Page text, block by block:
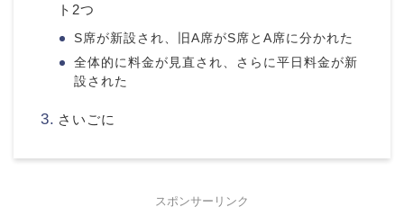
ト2つ
S席が新設され、旧A席がS席とA席に分かれた
全体的に料金が見直され、さらに平日料金が新
設された
さいごに
スポンサーリンク